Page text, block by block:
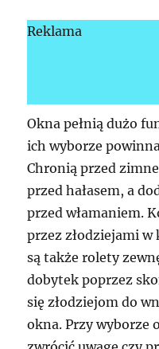
Reklama
Okna pełnią dużo
ich wyborze
Chronią przed
przed hałasem, a
przed włamaniem.
przez złodziejami
są także rolety
dobytek poprzez
się złodziejom do
okna. Przy wyborze